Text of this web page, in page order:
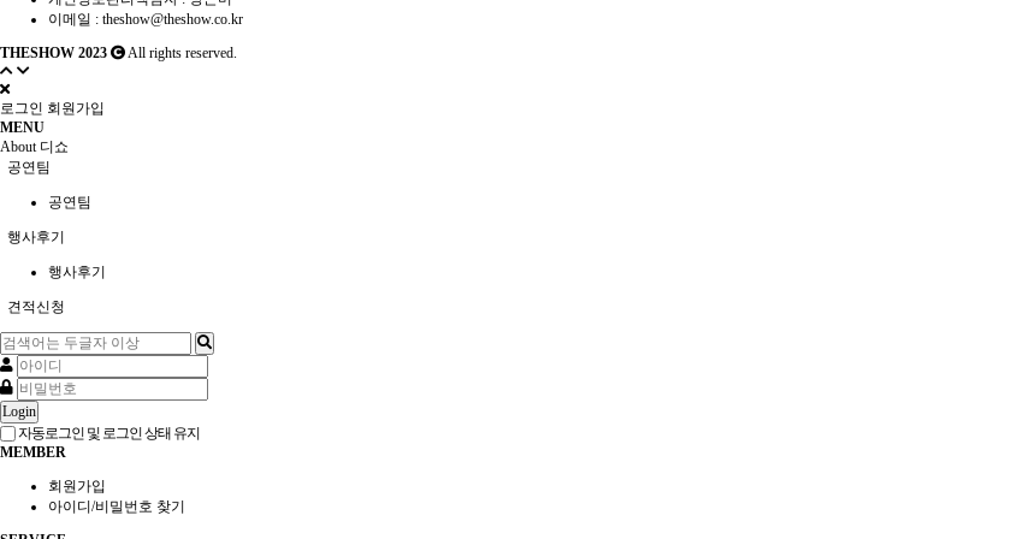
이메일 : theshow@theshow.co.kr
THESHOW 2023
All rights reserved.
로그인 회원가입
MENU
About 디쇼
공연팀
공연팀
행사후기
행사후기
견적신청
Login
자동로그인 및 로그인 상태 유지
MEMBER
회원가입
아이디/비밀번호 찾기